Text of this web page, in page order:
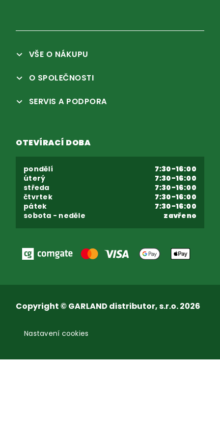
VŠE O NÁKUPU
O SPOLEČNOSTI
SERVIS A PODPORA
OTEVÍRACÍ DOBA
pondělí
7:30-16:00
úterý
7:30-16:00
středa
7:30-16:00
čtvrtek
7:30-16:00
pátek
7:30-16:00
sobota - neděle
zavřeno
Copyright © GARLAND distributor, s.r.o. 2026
Nastavení cookies